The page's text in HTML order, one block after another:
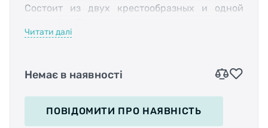
Состоит из двух крестообразных и одной
мастерской или дома.
Размер крестовой отвертки: 80 мм (#1) / 100
Читати далі
Немає в наявності
ПОВІДОМИТИ ПРО НАЯВНІСТЬ